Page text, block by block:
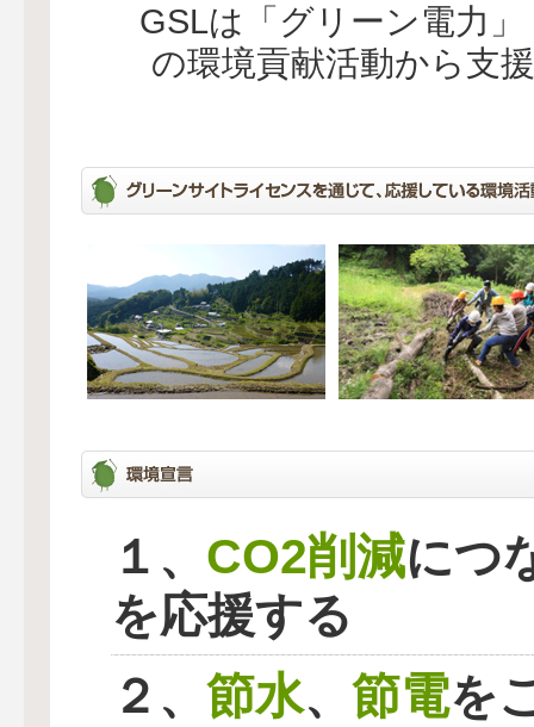
GSLは「グリーン電力
の環境貢献活動から支
１、 CO2削減につ
を応援する
２、 節水、 節電を